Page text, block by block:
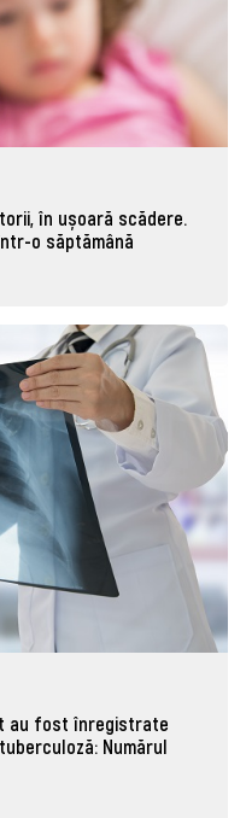
în ușoară scădere.
o săptămână
au fost înregistrate
Numărul